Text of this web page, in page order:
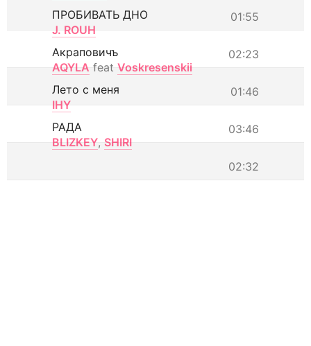
01:55
ПРОБИВАТЬ ДНО
J. ROUH
02:23
Акраповичъ
AQYLA feat Voskresenskii
01:46
Лето с меня
IHY
03:46
РАДА
BLIZKEY, SHIRI
02:32